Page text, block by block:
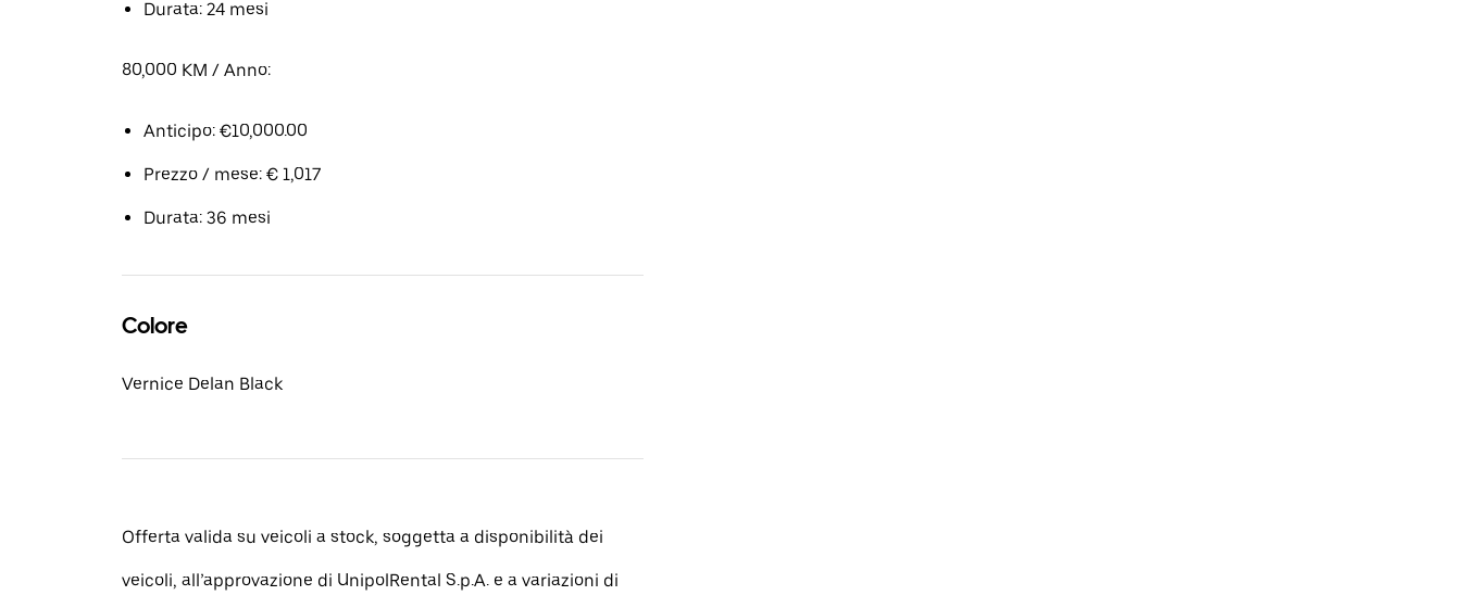
Durata: 24 mesi
80,000 KM / Anno:
Anticipo: €10,000.00
Prezzo / mese: € 1,017
Durata: 36 mesi
Colore
Vernice Delan Black
Offerta valida su veicoli a stock, soggetta a disponibilità dei
veicoli, all’approvazione di UnipolRental S.p.A. e a variazioni di